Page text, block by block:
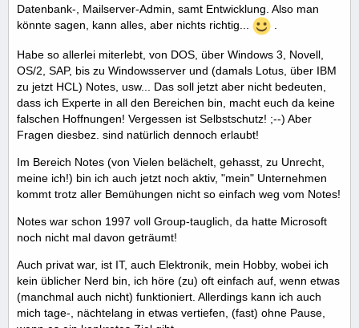
Datenbank-, Mailserver-Admin, samt Entwicklung. Also man
könnte sagen, kann alles, aber nichts richtig...
Habe so allerlei miterlebt, von DOS, über Windows 3, Novell,
OS/2, SAP, bis zu Windowsserver und (damals Lotus, über IBM
zu jetzt HCL) Notes, usw... Das soll jetzt aber nicht bedeuten,
dass ich Experte in all den Bereichen bin, macht euch da keine
falschen Hoffnungen! Vergessen ist Selbstschutz! ;--) Aber
Fragen diesbez. sind natürlich dennoch erlaubt!
Im Bereich Notes (von Vielen belächelt, gehasst, zu Unrecht,
meine ich!) bin ich auch jetzt noch aktiv, "mein" Unternehmen
kommt trotz aller Bemühungen nicht so einfach weg vom Notes!
Notes war schon 1997 voll Group-tauglich, da hatte Microsoft
noch nicht mal davon geträumt!
Auch privat war, ist IT, auch Elektronik, mein Hobby, wobei ich
kein üblicher Nerd bin, ich höre (zu) oft einfach auf, wenn etwas
(manchmal auch nicht) funktioniert. Allerdings kann ich auch
mich tage-, nächtelang in etwas vertiefen, (fast) ohne Pause,